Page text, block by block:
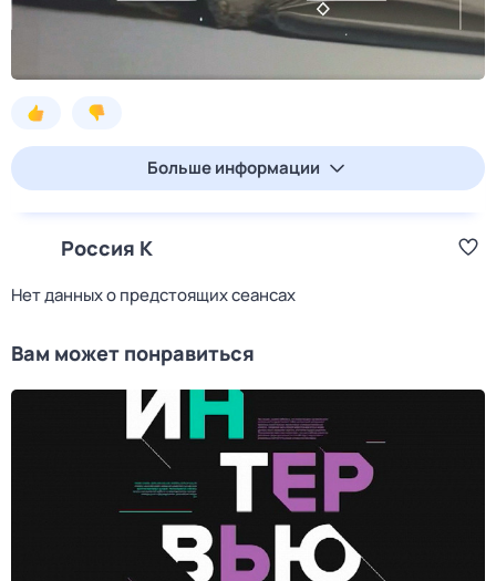
Больше информации
Россия К
Нет данных о предстоящих сеансах
Вам может понравиться